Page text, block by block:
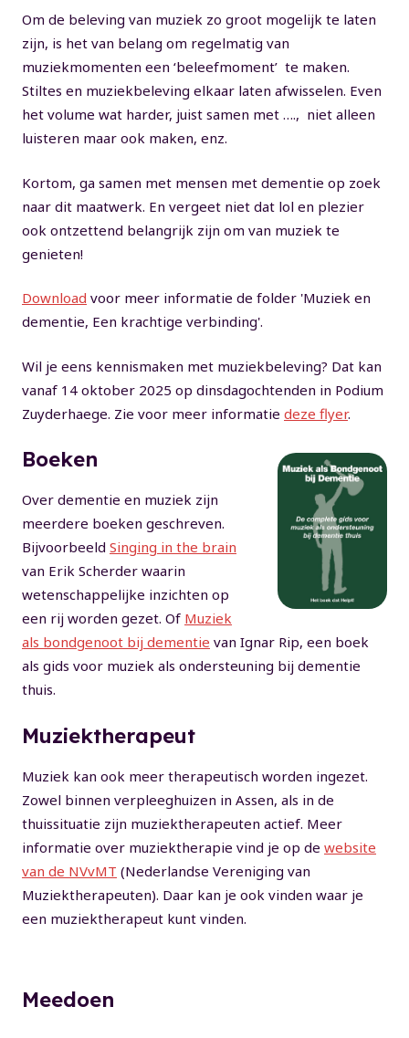
Om de beleving van muziek zo groot mogelijk te laten
zijn, is het van belang om regelmatig van
muziekmomenten een ‘beleefmoment’ te maken.
Stiltes en muziekbeleving elkaar laten afwisselen. Even
het volume wat harder, juist samen met …., niet alleen
luisteren maar ook maken, enz.
Kortom, ga samen met mensen met dementie op zoek
naar dit maatwerk. En vergeet niet dat lol en plezier
ook ontzettend belangrijk zijn om van muziek te
genieten!
Download voor meer informatie de folder 'Muziek en
dementie, Een krachtige verbinding'.
Wil je eens kennismaken met muziekbeleving? Dat kan
vanaf 14 oktober 2025 op dinsdagochtenden in Podium
Zuyderhaege. Zie voor meer informatie deze flyer.
Boeken
Over dementie en muziek zijn
meerdere boeken geschreven.
Bijvoorbeeld Singing in the brain
van Erik Scherder waarin
wetenschappelijke inzichten op
een rij worden gezet. Of Muziek
als bondgenoot bij dementie van Ignar Rip, een boek
als gids voor muziek als ondersteuning bij dementie
thuis.
Muziektherapeut
Muziek kan ook meer therapeutisch worden ingezet.
Zowel binnen verpleeghuizen in Assen, als in de
thuissituatie zijn muziektherapeuten actief. Meer
informatie over muziektherapie vind je op de website
van de NVvMT (Nederlandse Vereniging van
Muziektherapeuten). Daar kan je ook vinden waar je
een muziektherapeut kunt vinden.
Meedoen